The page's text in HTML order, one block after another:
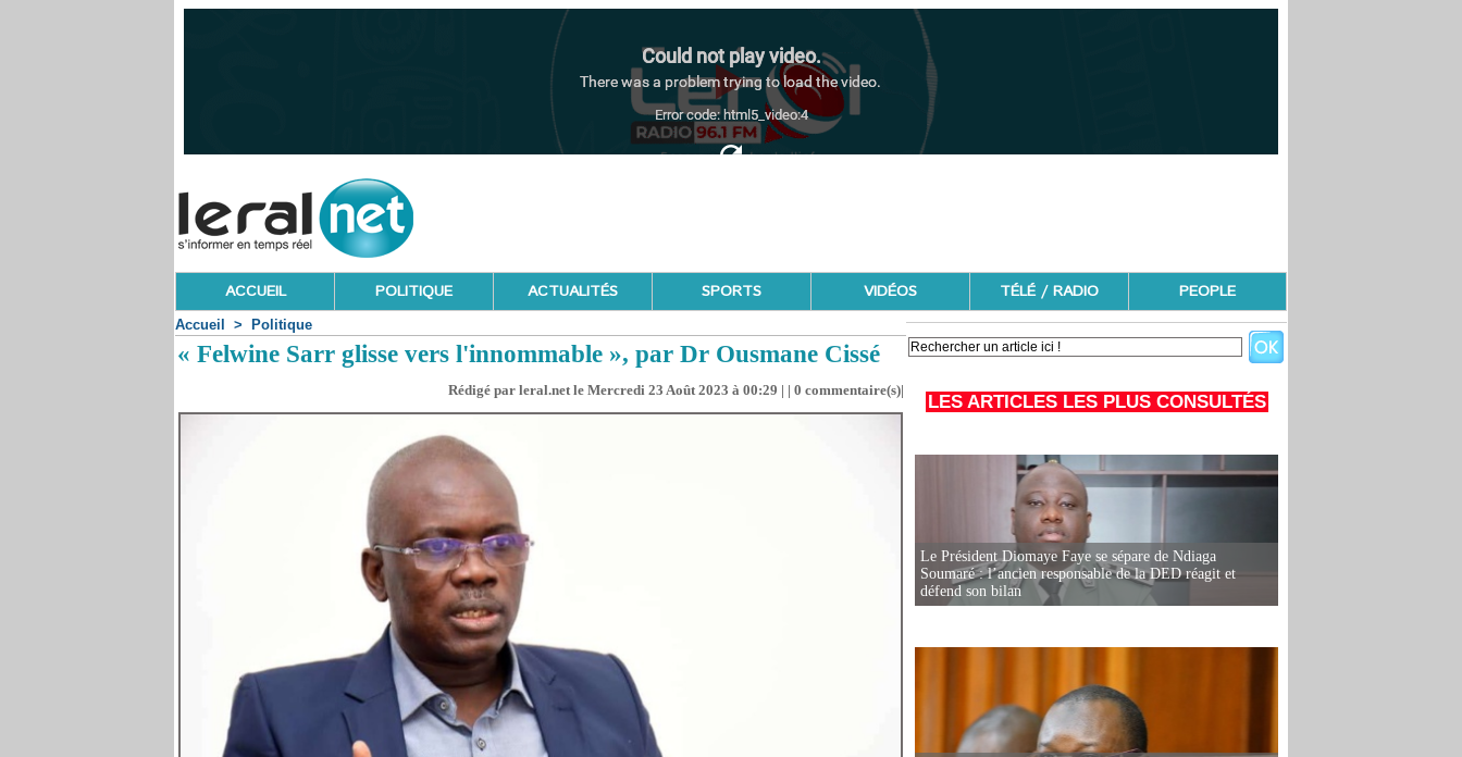
ACCUEIL POLITIQUE ACTUALITÉS SPORTS VIDÉOS TÉLÉ / RADIO PEOPLE
Accueil > Politique
« Felwine Sarr glisse vers l'innommable », par Dr Ousmane Cissé
Rédigé par leral.net le Mercredi 23 Août 2023 à 00:29 | | 0 commentaire(s)|
LES ARTICLES LES PLUS CONSULTÉS
Le Président Diomaye Faye se sépare de Ndiaga
Soumaré : l’ancien responsable de la DED réagit et
défend son bilan